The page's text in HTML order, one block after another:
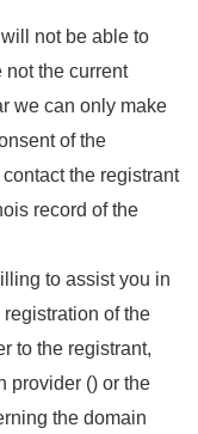
not be able to
not the current
we can only make
of the
the registrant
record of the
to assist you in
of the
to the registrant,
provider () or the
the domain